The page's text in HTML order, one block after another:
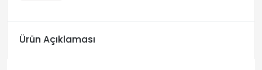
Ürün Açıklaması